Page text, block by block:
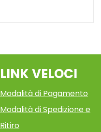
LINK VELOCI
Modalità di Pagamento
Modalità di Spedizione e
Ritiro